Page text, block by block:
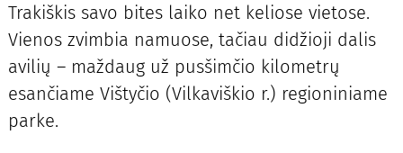
Trakiškis savo bites laiko net keliose vietose.
Vienos zvimbia namuose, tačiau didžioji dalis
avilių – maždaug už pusšimčio kilometrų
esančiame Vištyčio (Vilkaviškio r.) regioniniame
parke.